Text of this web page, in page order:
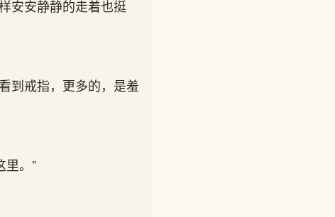
安安静静的走着也挺
到戒指，更多的，是羞
。”